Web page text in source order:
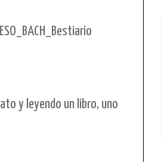
y leyendo un libro, uno